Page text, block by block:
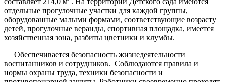
составляет 214,0 м . На территории Детского сада имеются
отдельные прогулочные участки для каждой группы,
оборудованные малыми формами, соответствующие возрасту
детей, прогулочные веранды, спортивная площадка, имеется
хозяйственная зона, разбиты цветники и клумбы.
Обеспечивается безопасность жизнедеятельности
воспитанников и сотрудников. Соблюдаются правила и
нормы охраны труда, техники безопасности и